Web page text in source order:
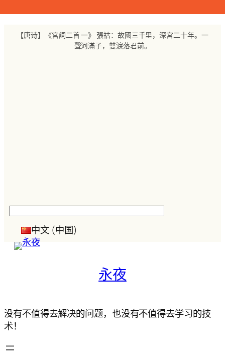
【唐诗】《宮詞二首 一》 張祜：故國三千里，深宮二十年。一
聲河滿子，雙淚落君前。
中文 (中国)
永夜
没有不值得去解决的问题，也没有不值得去学习的技
术！